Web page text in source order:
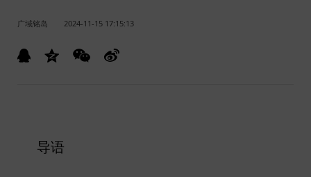
广域铭岛 2024-11-15 17:15:13
导语